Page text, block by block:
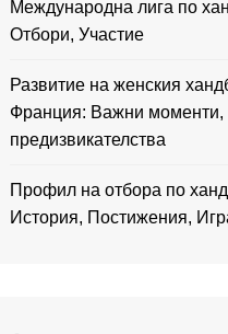
Международна лига по
Отбори, Участие
Развитие на женския
Франция: Важни моменти,
предизвикателства
Профил на отбора по
История, Постижения,